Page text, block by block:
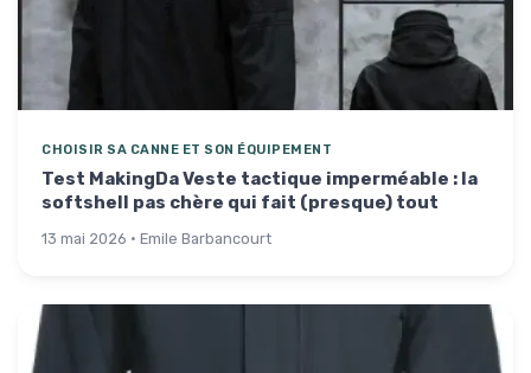
CHOISIR SA CANNE ET SON ÉQUIPEMENT
Test MakingDa Veste tactique imperméable : la
softshell pas chère qui fait (presque) tout
13 mai 2026 · Emile Barbancourt